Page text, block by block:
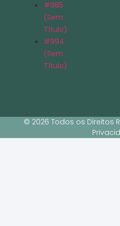
#985
(sem
Título)
#994
(sem
Título)
© 2026 Todos os Direitos